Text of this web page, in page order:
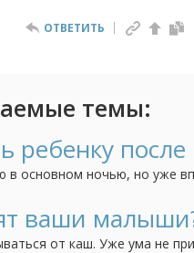
ОТВЕТИТЬ
темы:
ребенку после
в основном ночью, но уже
ваши
от каш. Уже ума не